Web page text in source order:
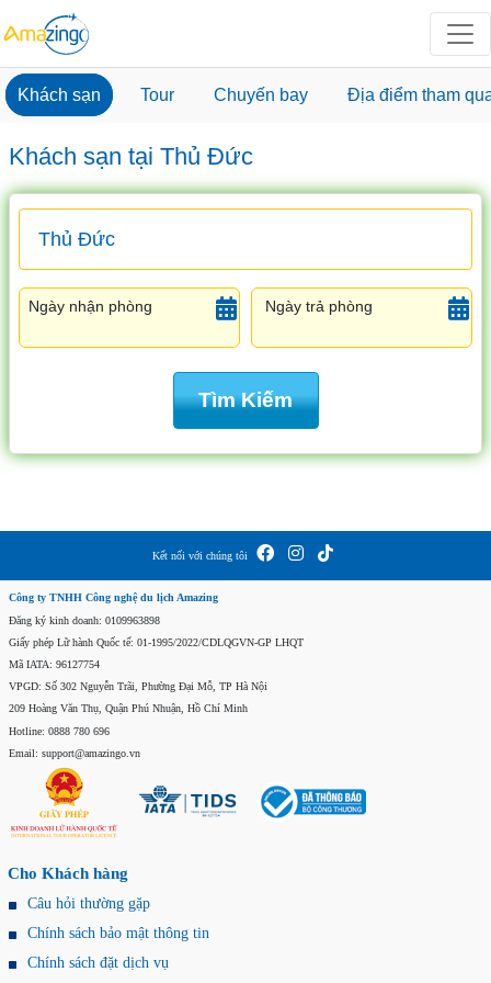
Khách sạn Tour Chuyến bay Địa điểm tham
Khách sạn tại Thủ Đức
Ngày nhận phòng Ngày trả phòng
Tìm Kiếm
Kết nối với chúng tôi
Công ty TNHH Công nghệ du lịch Amazing
Đăng ký kinh doanh: 0109963898
Giấy phép Lữ hành Quốc tế: 01-1995/2022/CDLQGVN-GP LHQT
Mã IATA: 96127754
VPGD: Số 302 Nguyễn Trãi, Phường Đại Mỗ, TP Hà Nội
209 Hoàng Văn Thụ, Quận Phú Nhuận, Hồ Chí Minh
Hotline: 0888 780 696
Email: support@amazingo.vn
Cho Khách hàng
Câu hỏi thường gặp
Chính sách bảo mật thông tin
Chính sách đặt dịch vụ